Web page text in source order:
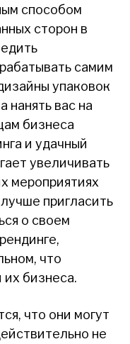
способом
сторон в
самим
упаковок
нанять вас на
бизнеса
и удачный
увеличивать
мероприятиях
пригласить
о своем
что
бизнеса.
что они могут
не